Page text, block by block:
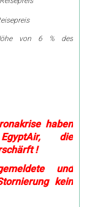
von 6 % des
haben
die
!
und
kein